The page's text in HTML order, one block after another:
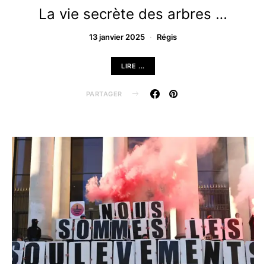
La vie secrète des arbres …
13 janvier 2025 Régis
LIRE ...
PARTAGER